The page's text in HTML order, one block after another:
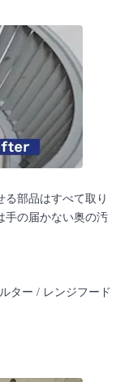
る部品はすべて取り
手の届かない奥の汚
ター / レンジフード